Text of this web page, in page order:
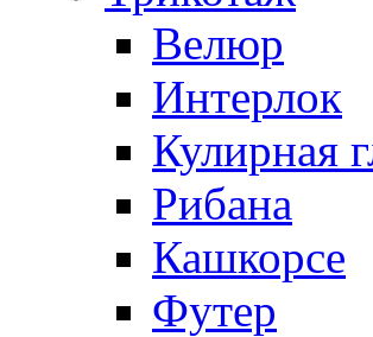
Велюр
Интерлок
Кулирная
Рибана
Кашкорсе
Футер